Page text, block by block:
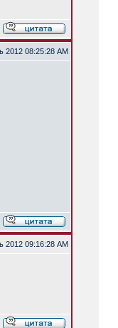
2012 08:25:28 AM
2012 09:16:28 AM